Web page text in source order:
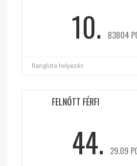
10. 83804
Ranglista helyezés
FELNŐTT FÉRFI
44. 29.09